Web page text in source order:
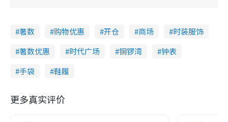
著数 购物优惠 开仓 商场
时装服饰
著数优惠
时代广场 铜锣湾
钟表
手袋
鞋履
更多真实评价